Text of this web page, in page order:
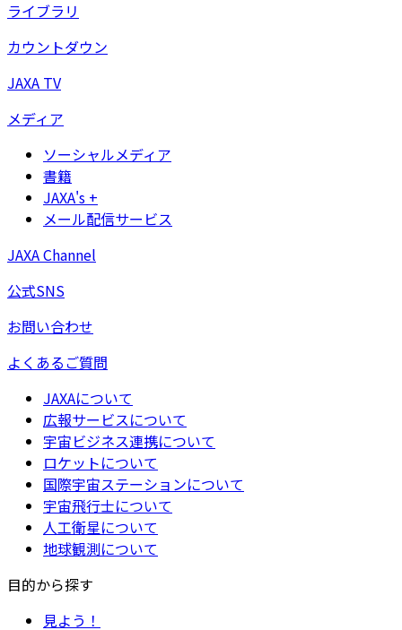
ライブラリ
カウントダウン
JAXA TV
メディア
ソーシャルメディア
書籍
JAXA's +
メール配信サービス
JAXA Channel
公式SNS
お問い合わせ
よくあるご質問
JAXAについて
広報サービスについて
宇宙ビジネス連携について
ロケットについて
国際宇宙ステーションについて
宇宙飛行士について
人工衛星について
地球観測について
目的から探す
見よう！